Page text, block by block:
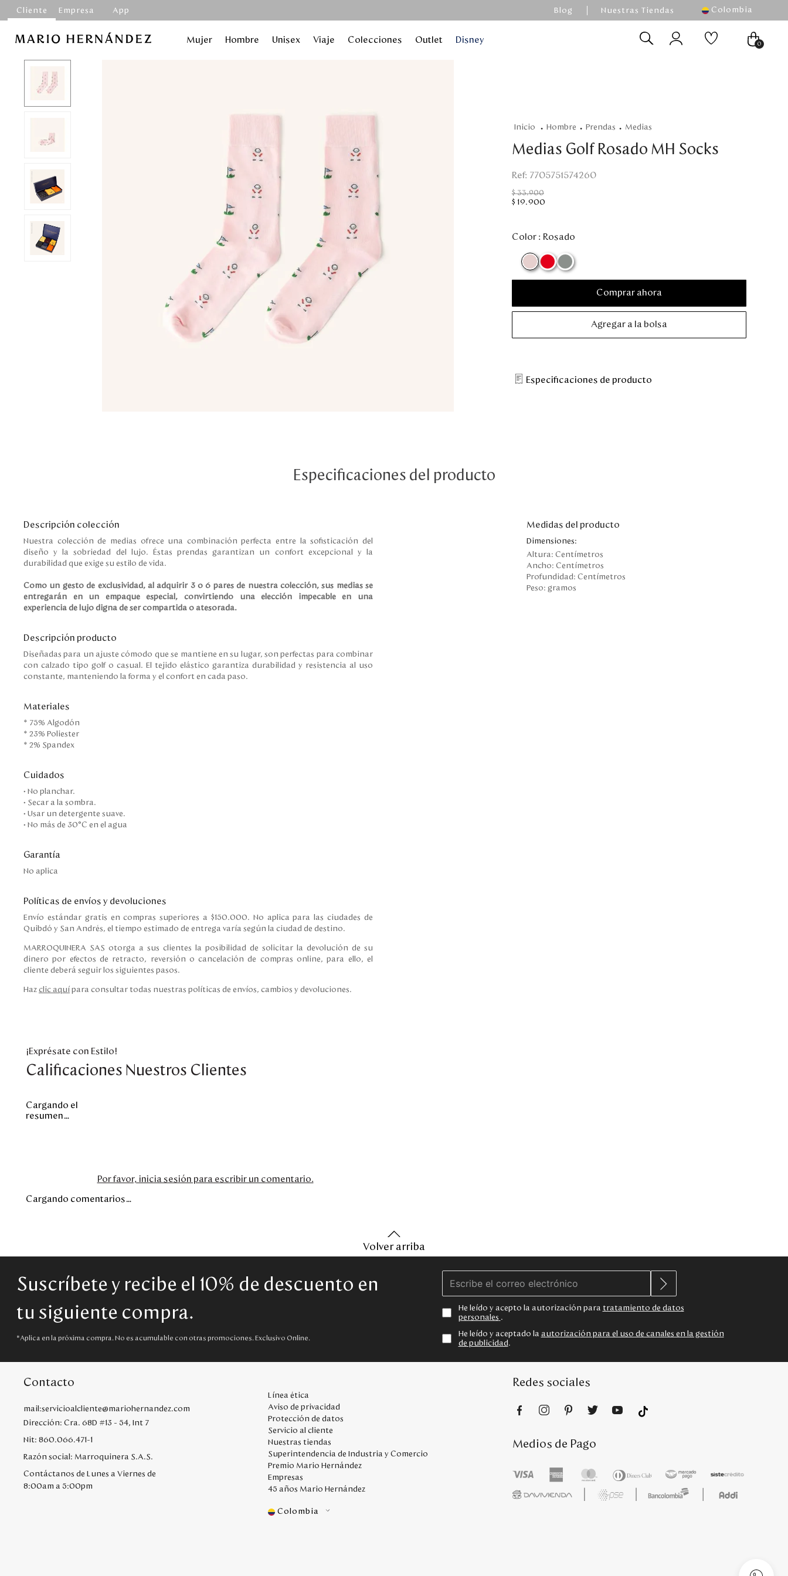
Cliente Empresa App Blog Nuestras Tiendas Colombia
Mujer Hombre Unisex Viaje Colecciones Outlet Disney 0
hombre prendas medias
Medias Golf Rosado MH Socks
: 7705751574260
$ 33.900
$ 19.900
Color : Rosado
Comprar ahora
Agregar a la bolsa
Especificaciones de producto
Especificaciones del producto
Descripción colección
Nuestra colección de medias ofrece una combinación perfecta entre la sofisticación del
diseño y la sobriedad del lujo. Éstas prendas garantizan un confort excepcional y la
durabilidad que exige su estilo de vida.
Como un gesto de exclusividad, al adquirir 3 o 6 pares de nuestra colección, sus medias se
entregarán en un empaque especial, convirtiendo una elección impecable en una
experiencia de lujo digna de ser compartida o atesorada.
Descripción producto
Diseñadas para un ajuste cómodo que se mantiene en su lugar, son perfectas para combinar
con calzado tipo golf o casual. El tejido elástico garantiza durabilidad y resistencia al uso
constante, manteniendo la forma y el confort en cada paso.
Materiales
* 75% Algodón
* 23% Poliester
* 2% Spandex
Cuidados
• No planchar.
• Secar a la sombra.
• Usar un detergente suave.
• No más de 30°C en el agua
Garantía
No aplica
Políticas de envíos y devoluciones
Envío estándar gratis en compras superiores a $150.000. No aplica para las ciudades de
Quibdó y San Andrés, el tiempo estimado de entrega varía según la ciudad de destino.
MARROQUINERA SAS otorga a sus clientes la posibilidad de solicitar la devolución de su
dinero por efectos de retracto, reversión o cancelación de compras online, para ello, el
cliente deberá seguir los siguientes pasos.
Haz clic aquí para consultar todas nuestras políticas de envíos, cambios y devoluciones.
Medidas del producto
Dimensiones:
Altura:Centímetros
Ancho:Centímetros
Profundidad:Centímetros
Peso:gramos
¡Exprésate con Estilo!
Calificaciones Nuestros Clientes
Cargando el
resumen…
Por favor, inicia sesión para escribir un comentario.
Cargando comentarios…
Volver arriba
Suscríbete y recibe el 10% de descuento en
tu siguiente compra.
*Aplica en la próxima compra. No es acumulable con otras promociones. Exclusivo Online.
He leído y acepto la autorización para tratamiento de datos
personales .
He leído y aceptado la autorización para el uso de canales en la gestión
de publicidad .
Contacto
mail:servicioalcliente@mariohernandez.com
Dirección: Cra. 68D #13 - 54, Int 7
Nit: 860.066.471-1
Razón social: Marroquinera S.A.S.
Contáctanos de Lunes a Viernes de
8:00am a 5:00pm
Línea ética
Aviso de privacidad
Protección de datos
Servicio al cliente
Nuestras tiendas
Superintendencia de Industria y Comercio
Premio Mario Hernández
Empresas
45 años Mario Hernández
Colombia
Redes sociales
Medios de Pago